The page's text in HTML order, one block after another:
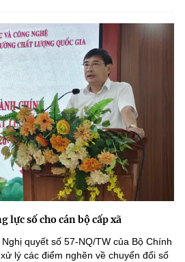
lực số cho cán bộ cấp xã
quyết số 57-NQ/TW của Bộ Chính
lý các điểm nghẽn về chuyển đổi số